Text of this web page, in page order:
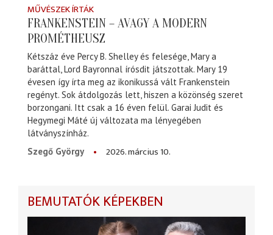
MŰVÉSZEK ÍRTÁK
FRANKENSTEIN – AVAGY A MODERN
PROMÉTHEUSZ
Kétszáz éve Percy B. Shelley és felesége, Mary a
baráttal, Lord Bayronnal írósdit játszottak. Mary 19
évesen így írta meg az ikonikussá vált Frankenstein
regényt. Sok átdolgozás lett, hiszen a közönség szeret
borzongani. Itt csak a 16 éven felül. Garai Judit és
Hegymegi Máté új változata ma lényegében
látványszínház.
Szegő György
2026. március 10.
BEMUTATÓK KÉPEKBEN